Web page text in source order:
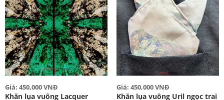
Giá: 450,000 VNĐ
Khăn lụa vuông Lacquer
Giá: 450,000 VNĐ
Khăn lụa vuông Uril ngọc trai